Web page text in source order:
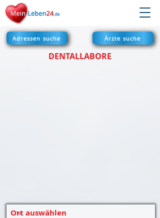
Adressen suche Ärzte suche
DENTALLABORE